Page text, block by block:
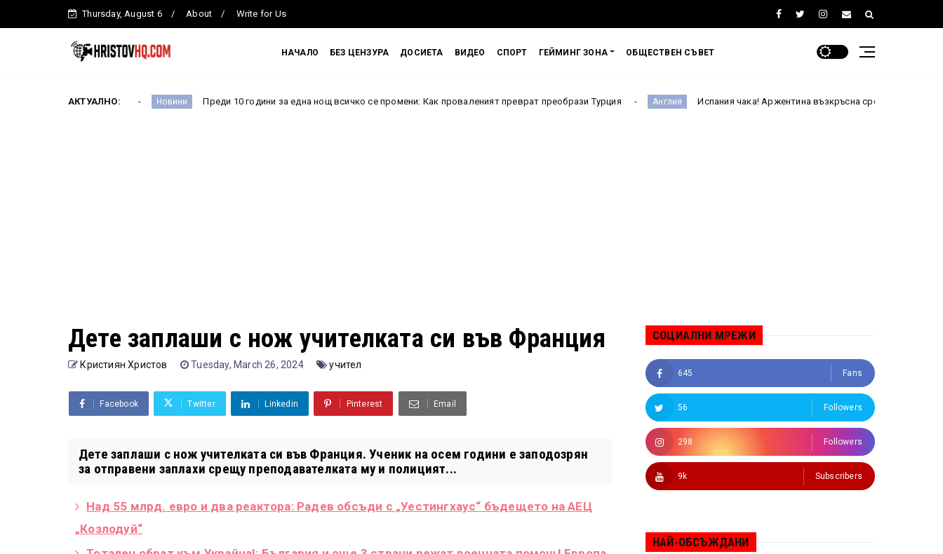
Thursday, August 6 About Write for Us
НАЧАЛО БЕЗ ЦЕНЗУРА ДОСИЕТА ВИДЕО СПОРТ ГЕЙМИНГ ЗОНА ОБЩЕСТВЕН СЪВЕТ
АКТУАЛНО:
Новини Преди 10 години за една нощ всичко се промени: Как проваленият преврат преобрази Турция Англия Испания чака! Аржентина възкръсна срещу Англия и е на финал на
Дете заплаши с нож учителката си във Франция
Кристиян Христов Tuesday, March 26, 2024 учител
Facebook Twitter Linkedin Pinterest Email
Дете заплаши с нож учителката си във Франция. Ученик на осем години е заподозрян
за отправени заплахи срещу преподавателката му и полицият...
Над 55 млрд. евро и два реактора: Радев обсъди с „Уестингхаус“ бъдещето на АЕЦ
„Козлодуй“
СОЦИАЛНИ МРЕЖИ
645 Fans
56 Followers
298 Followers
9k Subscribers
НАЙ-ОБСЪЖДАНИ